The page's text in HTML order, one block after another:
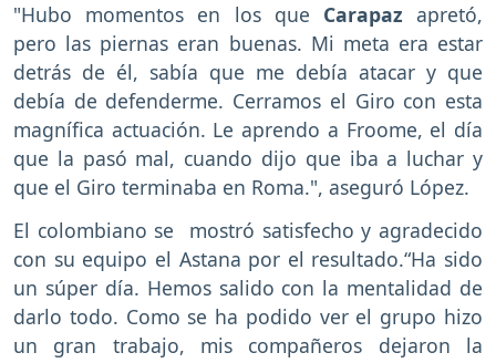
"Hubo momentos en los que Carapaz apretó,
pero las piernas eran buenas. Mi meta era estar
detrás de él, sabía que me debía atacar y que
debía de defenderme. Cerramos el Giro con esta
magnífica actuación. Le aprendo a Froome, el día
que la pasó mal, cuando dijo que iba a luchar y
que el Giro terminaba en Roma.", aseguró López.
El colombiano se mostró satisfecho y agradecido
con su equipo el Astana por el resultado.“Ha sido
un súper día. Hemos salido con la mentalidad de
darlo todo. Como se ha podido ver el grupo hizo
un gran trabajo, mis compañeros dejaron la